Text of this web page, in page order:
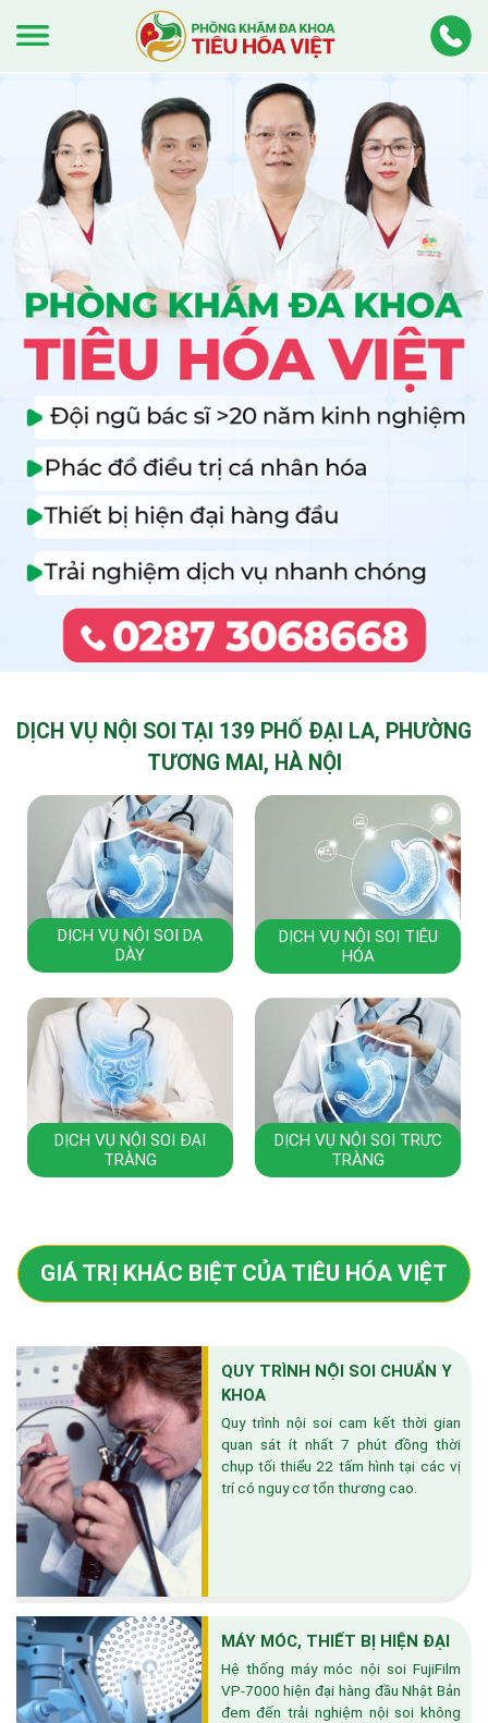
DỊCH VỤ NỘI SOI TẠI 139 PHỐ ĐẠI LA, PHƯỜNG
TƯƠNG MAI, HÀ NỘI
DỊCH VỤ NỘI SOI DẠ
DÀY
DỊCH VỤ NỘI SOI TIÊU
HÓA
DỊCH VỤ NỘI SOI ĐẠI
TRÀNG
DỊCH VỤ NỘI SOI TRỰC
TRÀNG
GIÁ TRỊ KHÁC BIỆT CỦA TIÊU HÓA VIỆT
QUY TRÌNH NỘI SOI CHUẨN Y
KHOA
Quy trình nội soi cam kết thời gian
quan sát ít nhất 7 phút đồng thời
chụp tối thiểu 22 tấm hình tại các vị
trí có nguy cơ tổn thương cao.
MÁY MÓC, THIẾT BỊ HIỆN ĐẠI
Hệ thống máy móc nội soi FujiFilm
VP-7000 hiện đại hàng đầu Nhật Bản
đem đến trải nghiệm nội soi không